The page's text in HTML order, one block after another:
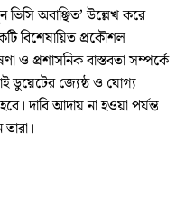
ভিসি অবাঞ্ছিত’ উল্লেখ করে
বিশেষায়িত প্রকৌশল
ও প্রশাসনিক বাস্তবতা সম্পর্কে
ডুয়েটের জ্যেষ্ঠ ও যোগ্য
দাবি আদায় না হওয়া পর্যন্ত